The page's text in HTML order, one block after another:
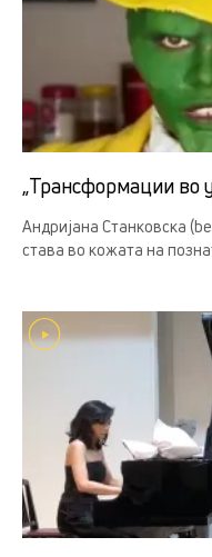
„Трансформации во
Андријана Станковска
става во кожата на